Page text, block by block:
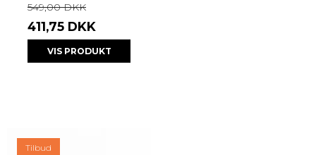
549,00 DKK
411,75 DKK
VIS PRODUKT
Tilbud